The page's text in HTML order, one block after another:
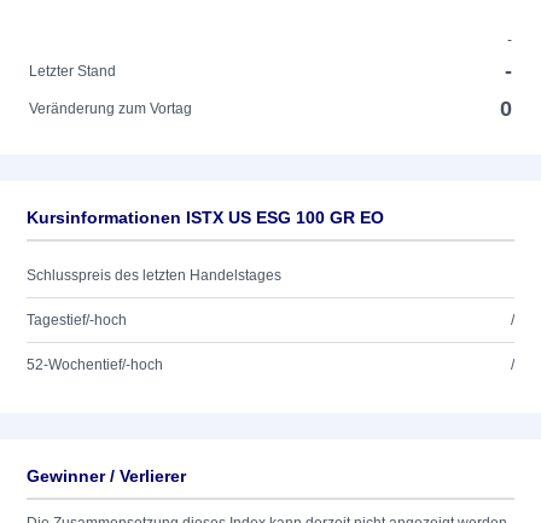
-
Letzter Stand
-
Veränderung zum Vortag 0
Kursinformationen ISTX US ESG 100 GR EO
Schlusspreis des letzten Handelstages
Tagestief/-hoch /
52-Wochentief/-hoch /
Gewinner / Verlierer